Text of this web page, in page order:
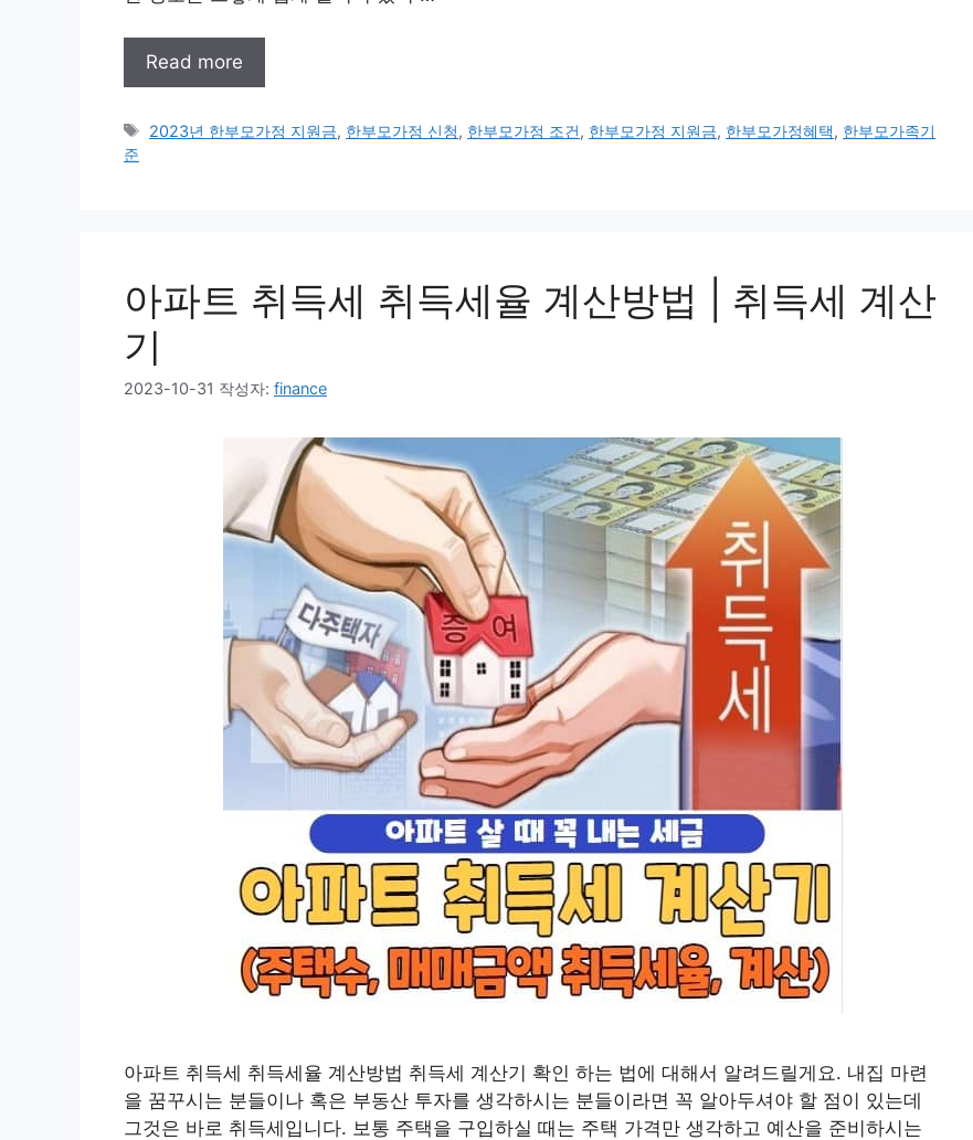
Read more
태
2023년 한부모가정 지원금, 한부모가정 신청, 한부모가정 조건, 한부모가정 지원금, 한부모가정혜택, 한부모가족기
준
아파트 취득세 취득세율 계산방법 | 취득세 계산
기
2023-10-31 작성자: finance
아파트 취득세 취득세율 계산방법 취득세 계산기 확인 하는 법에 대해서 알려드릴게요. 내집 마련
을 꿈꾸시는 분들이나 혹은 부동산 투자를 생각하시는 분들이라면 꼭 알아두셔야 할 점이 있는데
그것은 바로 취득세입니다. 보통 주택을 구입하실 때는 주택 가격만 생각하고 예산을 준비하시는